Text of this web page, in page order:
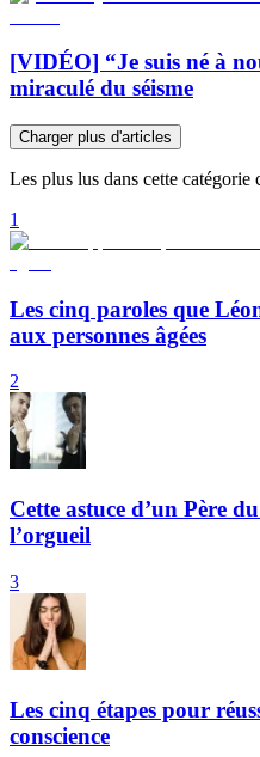
[VIDÉO] “Je suis né à
miraculé du séisme
Charger plus d'articles
Les plus lus dans cette catégorie
1
Les cinq paroles que
aux personnes âgées
2
Cette astuce d’un Père
l’orgueil
3
Les cinq étapes pour
conscience